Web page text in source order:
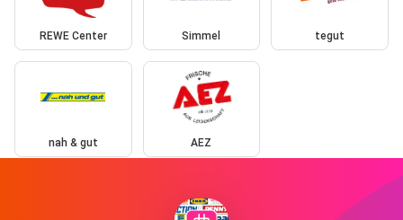
REWE Center Simmel tegut
nah & gut AEZ